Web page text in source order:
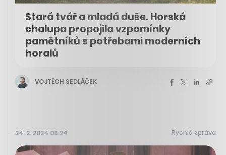
Stará tvář a mladá duše. Horská
chalupa propojila vzpomínky
pamětníků s potřebami moderních
horalů
VOJTĚCH SEDLÁČEK
24. 2. 2024 08:24 Rychlá zpráva